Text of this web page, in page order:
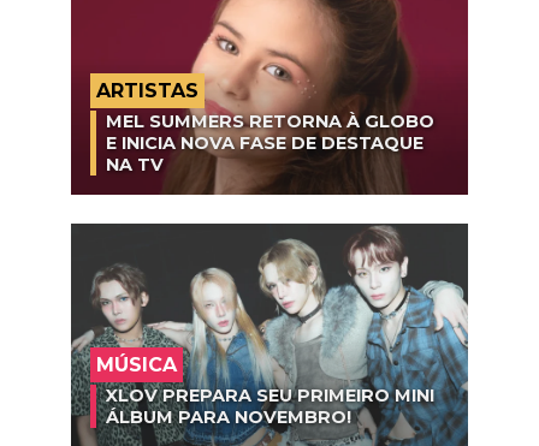
ARTISTAS
MEL SUMMERS RETORNA À GLOBO
E INICIA NOVA FASE DE DESTAQUE
NA TV
MÚSICA
XLOV PREPARA SEU PRIMEIRO MINI
ÁLBUM PARA NOVEMBRO!